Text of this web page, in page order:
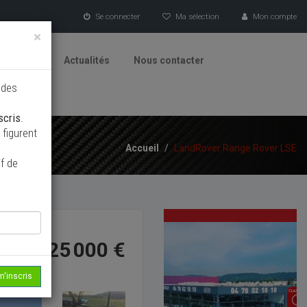
Se connecter Ma sélection Mon compte
Actualités Nous contacter
Accueil / LandRover Range Rover LSE
25 000 €
×
.
de